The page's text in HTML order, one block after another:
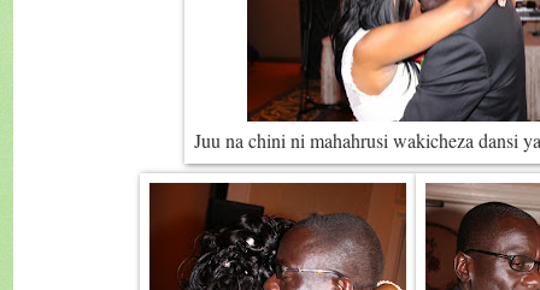
Juu na chini ni mahahrusi wakicheza dansi